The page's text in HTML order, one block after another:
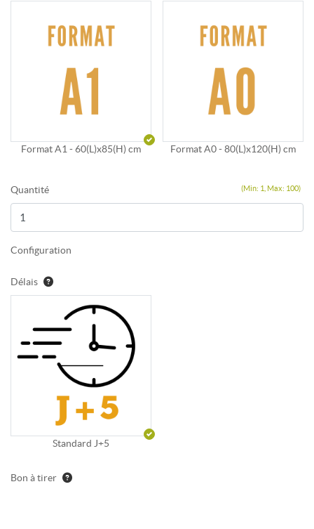
Format A1 - 60(L)x85(H) cm Format A0 - 80(L)x120(H) cm
(Min: 1, Max: 100)
Quantité
Configuration
Délais
Standard J+5
Bon à tirer